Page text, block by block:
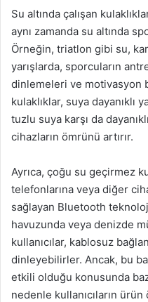
Su altında çalışan
aynı zamanda su altında
Örneğin, triatlon gibi su,
yarışlarda, sporcuların
dinlemeleri ve motivasyon
kulaklıklar, suya dayanıklı
tuzlu suya karşı da
cihazların ömrünü artırır.
Ayrıca, çoğu su geçirmez
telefonlarına veya diğer
sağlayan Bluetooth
havuzunda veya denizde
kullanıcılar, kablosuz
dinleyebilirler. Ancak, bu
etkili olduğu konusunda
nedenle kullanıcıların